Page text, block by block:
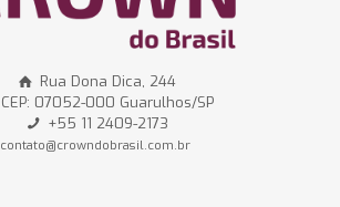
Rua Dona Dica, 244
CEP: 07052-000 Guarulhos/SP
+55 11 2409-2173
contato@crowndobrasil.com.br